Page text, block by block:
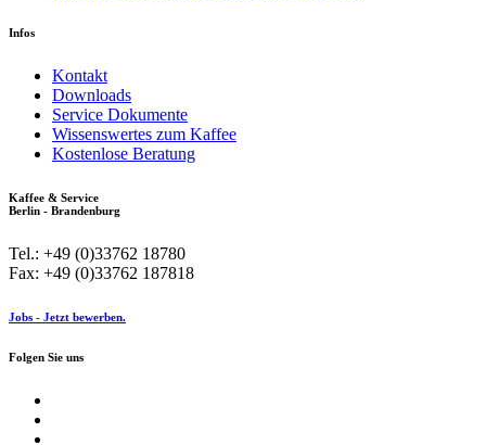
Infos
Kontakt
Downloads
Service Dokumente
Wissenswertes zum Kaffee
Kostenlose Beratung
Kaffee & Service
Berlin - Brandenburg
Tel.: +49 (0)33762 18780
Fax: +49 (0)33762 187818
Jobs - Jetzt bewerben.
Folgen Sie uns